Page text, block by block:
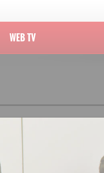
WEB TV